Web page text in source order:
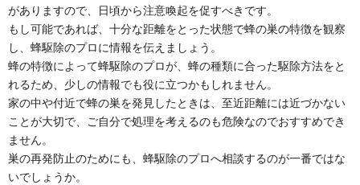
がありますので、日頃から注意喚起を促すべきです。
もし可能であれば、十分な距離をとった状態で蜂の巣の特徴を観察
し、蜂駆除のプロに情報を伝えましょう。
蜂の特徴によって蜂駆除のプロが、蜂の種類に合った駆除方法をと
れるため、少しの情報でも役に立つかもしれません。
家の中や付近で蜂の巣を発見したときは、至近距離には近づかない
ことが大切で、ご自分で処理を考えるのも危険なのでおすすめでき
ません。
巣の再発防止のためにも、蜂駆除のプロへ相談するのが一番ではな
いでしょうか。